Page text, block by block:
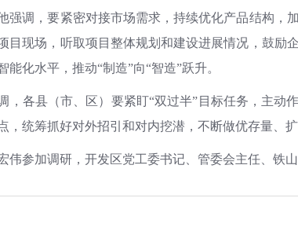
强调，要紧密对接市场需求，持续优化产品结构
目现场，听取项目整体规划和建设进展情况，鼓
化水平，推动“制造”向“智造”跃升。
，各县（市、区）要紧盯“双过半”目标任务，主动
，统筹抓好对外招引和对内挖潜，不断做优存量、
伟参加调研，开发区党工委书记、管委会主任、铁